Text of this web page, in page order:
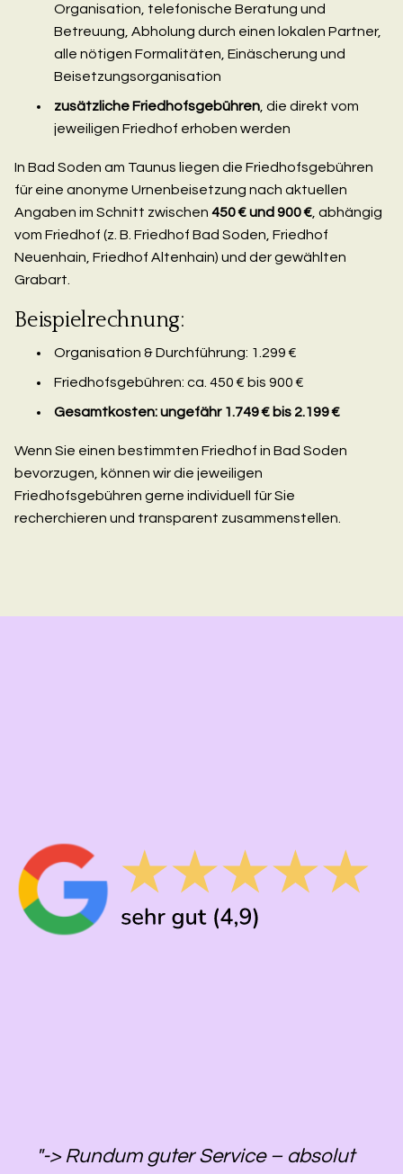
Organisation, telefonische Beratung und
Betreuung, Abholung durch einen lokalen Partner,
alle nötigen Formalitäten, Einäscherung und
Beisetzungsorganisation
zusätzliche Friedhofsgebühren , die direkt vom
jeweiligen Friedhof erhoben werden
In Bad Soden am Taunus liegen die Friedhofsgebühren
für eine anonyme Urnenbeisetzung nach aktuellen
Angaben im Schnitt zwischen 450 € und 900 € , abhängig
vom Friedhof (z. B. Friedhof Bad Soden, Friedhof
Neuenhain, Friedhof Altenhain) und der gewählten
Grabart.
Beispielrechnung:
Organisation & Durchführung: 1.299 €
Friedhofsgebühren: ca. 450 € bis 900 €
Gesamtkosten: ungefähr 1.749 € bis 2.199 €
Wenn Sie einen bestimmten Friedhof in Bad Soden
bevorzugen, können wir die jeweiligen
Friedhofsgebühren gerne individuell für Sie
recherchieren und transparent zusammenstellen.
"-> Rundum guter Service – absolut